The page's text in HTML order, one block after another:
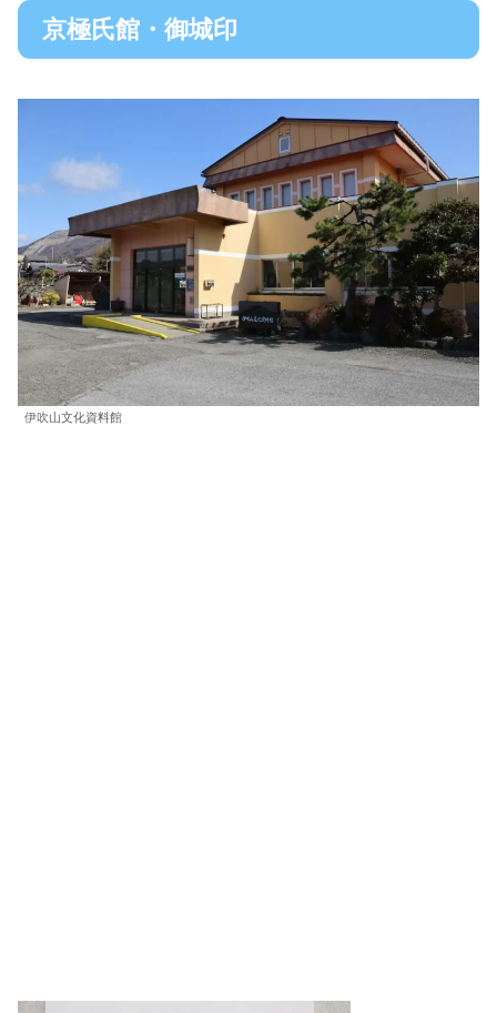
京極氏館・御城印
伊吹山文化資料館